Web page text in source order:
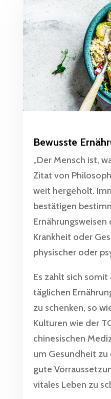
Bewusste
„Der Mensch ist,
Zitat von
weit hergeholt.
bestätigen
Krankheit oder
physischer oder
Es zahlt sich somit
täglichen
zu schenken, so
Kulturen wie der
chinesischen
um Gesundheit
gute
vitales Leben zu